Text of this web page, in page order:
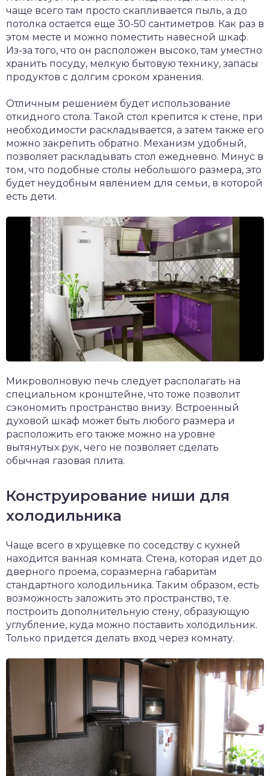
чаще всего там просто скапливается пыль, а до
потолка остается еще 30-50 сантиметров. Как раз в
этом месте и можно поместить навесной шкаф.
Из-за того, что он расположен высоко, там уместно
хранить посуду, мелкую бытовую технику, запасы
продуктов с долгим сроком хранения.
Отличным решением будет использование
откидного стола. Такой стол крепится к стене, при
необходимости раскладывается, а затем также его
можно закрепить обратно. Механизм удобный,
позволяет раскладывать стол ежедневно. Минус в
том, что подобные столы небольшого размера, это
будет неудобным явлением для семьи, в которой
есть дети.
Микроволновую печь следует располагать на
специальном кронштейне, что тоже позволит
сэкономить пространство внизу. Встроенный
духовой шкаф может быть любого размера и
расположить его также можно на уровне
вытянутых рук, чего не позволяет сделать
обычная газовая плита.
Конструирование ниши для
холодильника
Чаще всего в хрущевке по соседству с кухней
находится ванная комната. Стена, которая идет до
дверного проема, соразмерна габаритам
стандартного холодильника. Таким образом, есть
возможность заложить это пространство, т.е.
построить дополнительную стену, образующую
углубление, куда можно поставить холодильник.
Только придется делать вход через комнату.